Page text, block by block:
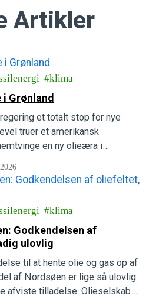
Artikler
klima
Grønland
et totalt stop for nye
truer et amerikansk
en ny olieæra i
der kan gøres for at forhindre
klima
Godkendelsen af
ulovlig
til at hente olie og gas op af
af Nordsøen er lige så ulovlig
afviste tilladelse. Olieselskabet,